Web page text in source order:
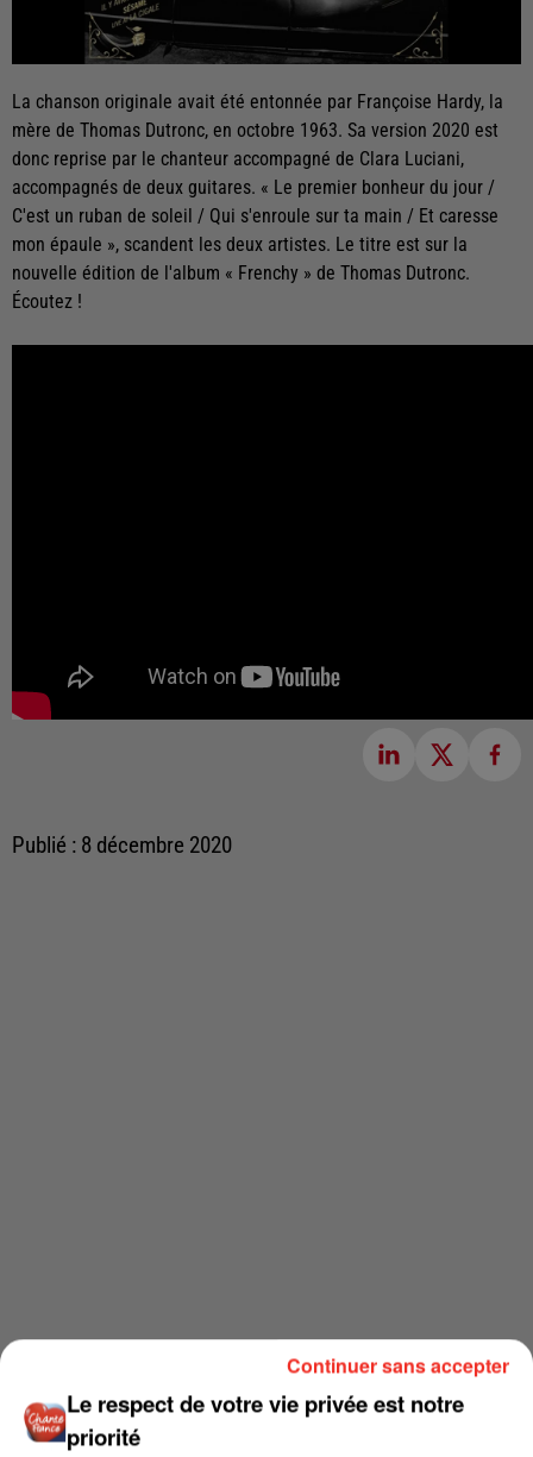
La chanson originale avait été entonnée par Françoise Hardy, la
mère de Thomas Dutronc, en octobre 1963. Sa version 2020 est
donc reprise par le chanteur accompagné de Clara Luciani,
accompagnés de deux guitares. « Le premier bonheur du jour /
C'est un ruban de soleil / Qui s'enroule sur ta main / Et caresse
mon épaule », scandent les deux artistes. Le titre est sur la
nouvelle édition de l'album « Frenchy » de Thomas Dutronc.
Écoutez !
Publié : 8 décembre 2020
Le respect de votre vie privée est notre
priorité
Continuer sans accepter